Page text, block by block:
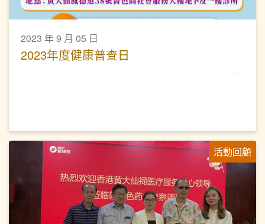
2023 年 9 月 05 日
2023年度健康普查日
活動回顧